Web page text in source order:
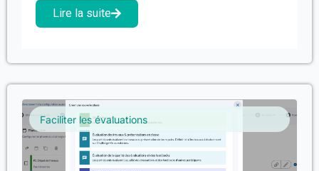
Lire la suite
Faciliter les évaluations